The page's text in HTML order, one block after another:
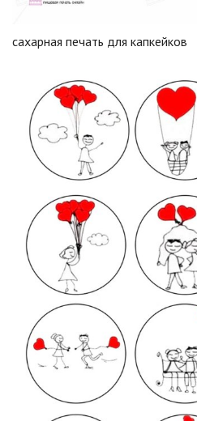
сахарная печать для капкейков